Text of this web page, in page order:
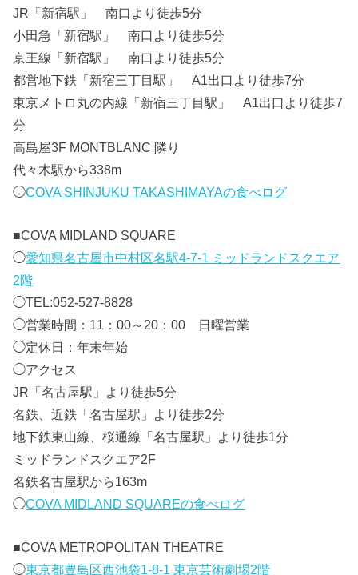
JR「新宿駅」 南口より徒歩5分
小田急「新宿駅」 南口より徒歩5分
京王線「新宿駅」 南口より徒歩5分
都営地下鉄「新宿三丁目駅」 A1出口より徒歩7分
東京メトロ丸の内線「新宿三丁目駅」 A1出口より徒歩7
分
高島屋3F MONTBLANC 隣り
代々木駅から338m
◯COVA SHINJUKU TAKASHIMAYAの食べログ
■COVA MIDLAND SQUARE
◯愛知県名古屋市中村区名駅4-7-1 ミッドランドスクエア
2階
◯TEL:052-527-8828
◯営業時間：11：00～20：00 日曜営業
◯定休日：年末年始
◯アクセス
JR「名古屋駅」より徒歩5分
名鉄、近鉄「名古屋駅」より徒歩2分
地下鉄東山線、桜通線「名古屋駅」より徒歩1分
ミッドランドスクエア2F
名鉄名古屋駅から163m
◯COVA MIDLAND SQUAREの食べログ
■COVA METROPOLITAN THEATRE
◯東京都豊島区西池袋1-8-1 東京芸術劇場2階